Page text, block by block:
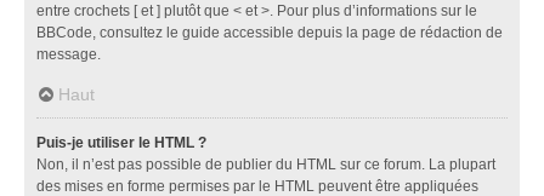
entre crochets [ et ] plutôt que < et >. Pour plus d’informations sur le
BBCode, consultez le guide accessible depuis la page de rédaction de
message.
Haut
Puis-je utiliser le HTML ?
Non, il n’est pas possible de publier du HTML sur ce forum. La plupart
des mises en forme permises par le HTML peuvent être appliquées